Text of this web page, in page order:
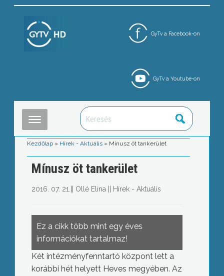
GyTv a Facebook-on
GyTv a Youtube-on
Kezdőlap » Hírek - Aktuális » Mínusz öt tankerület
Mínusz öt tankerület
2016. 07. 21. Ollé Elina Hírek - Aktuális
Ez a cikk több mint egy éves
információkat tartalmaz!
Két intézményfenntartó központ lett a
korábbi hét helyett Heves megyében. Az